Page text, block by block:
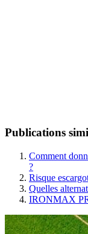
Publications
Comment
?
Risque
Quelles
IRONMAX